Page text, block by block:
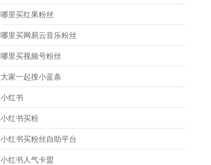
哪里买红果粉丝
哪里买网易云音乐粉丝
哪里买视频号粉丝
大家一起搜小蓝条
小红书
小红书买粉
小红书买粉丝自助平台
小红书人气卡盟